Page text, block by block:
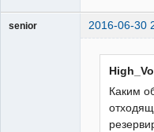
senior 2016-06-30
Каким